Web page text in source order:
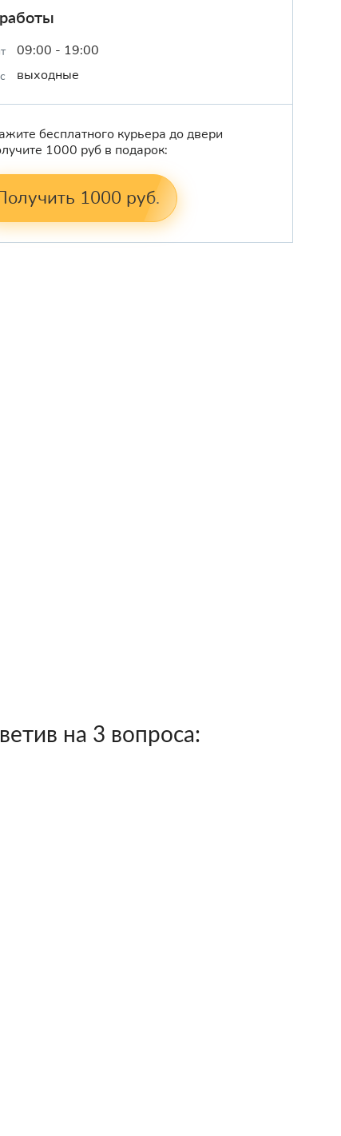
09:00 - 19:00
выходные
бесплатного курьера до двери
1000 руб в подарок:
1000 руб.
на 3 вопроса: